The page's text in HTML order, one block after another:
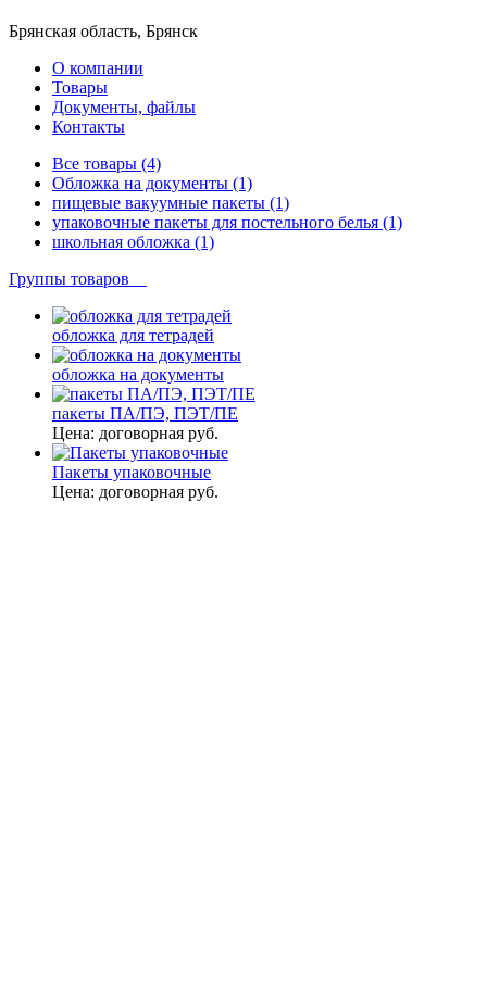
Брянская область, Брянск
О компании
Товары
Документы, файлы
Контакты
Все товары (4)
Обложка на документы (1)
пищевые вакуумные пакеты (1)
упаковочные пакеты для постельного белья (1)
школьная обложка (1)
Группы товаров
обложка для тетрадей
обложка на документы
пакеты ПА/ПЭ, ПЭТ/ПЕ
Цена: договорная руб.
Пакеты упаковочные
Цена: договорная руб.